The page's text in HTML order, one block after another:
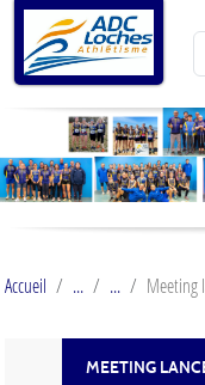
Accueil Meeting
MEETING
Panneau de gestion des cookies